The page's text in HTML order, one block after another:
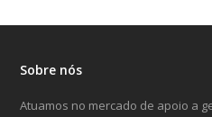
Sobre nós
Atuamos no mercado de apoio a